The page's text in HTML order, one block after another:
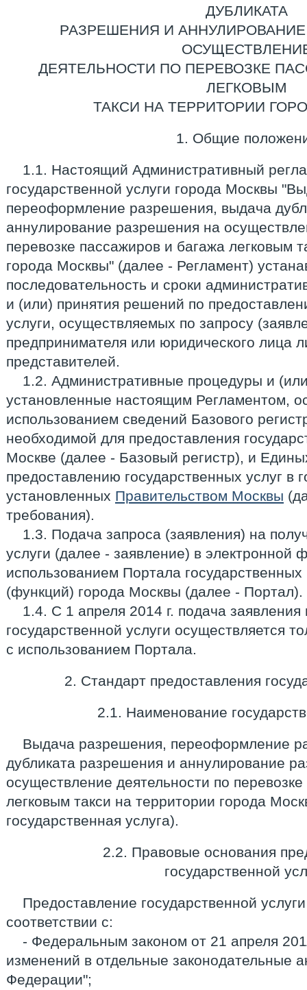
ДУБЛИКАТА
РАЗРЕШЕНИЯ И
ДЕЯТЕЛЬНОСТИ ПО ПЕРЕВОЗКЕ
ЛЕГКОВЫМ
ТАКСИ НА ТЕРРИТОРИИ
1. Общие
1.1. Настоящий Административный
государственной услуги города Москвы
переоформление разрешения, выдача
аннулирование разрешения на
перевозке пассажиров и багажа легковым
города Москвы" (далее - Регламент)
последовательность и сроки
и (или) принятия решений по
услуги, осуществляемых по запросу
предпринимателя или юридического лица
представителей.
1.2. Административные процедуры и
установленные настоящим Регламентом,
использованием сведений Базового
необходимой для предоставления
Москве (далее - Базовый регистр), и
предоставлению государственных услуг в
установленных Правительством Москвы
требования).
1.3. Подача запроса (заявления) на
услуги (далее - заявление) в электронной
использованием Портала
(функций) города Москвы (далее - Портал).
1.4. С 1 апреля 2014 г. подача заявления
государственной услуги осуществляется
с использованием Портала.
2. Стандарт предоставления
2.1. Наименование
Выдача разрешения, переоформление
дубликата разрешения и аннулирование
осуществление деятельности по
легковым такси на территории города
государственная услуга).
2.2. Правовые основания
государственной
Предоставление государственной
соответствии с:
- Федеральным законом от 21 апреля
изменений в отдельные законодательные
Федерации";